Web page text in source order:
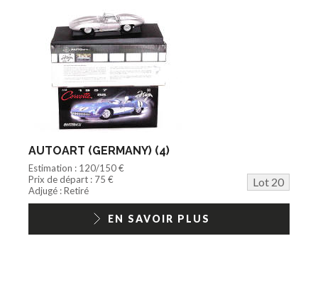
AUTOART (GERMANY) (4)
Estimation : 120/150 €
Prix de départ : 75 €
Lot 20
Adjugé : Retiré
EN SAVOIR PLUS